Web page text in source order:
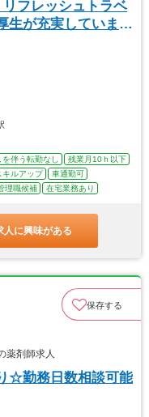
リフレッシュトラベ
生が充実していま
を伴う転勤なし
残業月10ｈ以下
キルアップ
車通勤可
理職候補 在宅業務あり
人に興味がある
保存する
薬剤師求人
☆勤務日数相談可能